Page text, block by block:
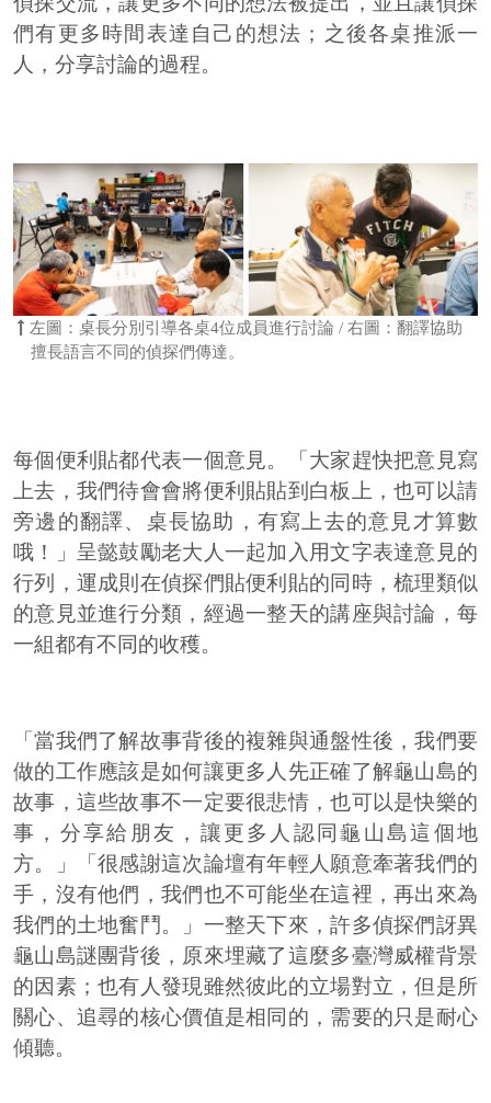
們有更多時間表達自己的想法；之後各桌推派一
人，分享討論的過程。
左圖：桌長分別引導各桌4位成員進行討論 / 右圖：翻譯協助
擅長語言不同的偵探們傳達。
每個便利貼都代表一個意見。「大家趕快把意見寫
上去，我們待會會將便利貼貼到白板上，也可以請
旁邊的翻譯、桌長協助，有寫上去的意見才算數
哦！」呈懿鼓勵老大人一起加入用文字表達意見的
行列，運成則在偵探們貼便利貼的同時，梳理類似
的意見並進行分類，經過一整天的講座與討論，每
一組都有不同的收穫。
「當我們了解故事背後的複雜與通盤性後，我們要
做的工作應該是如何讓更多人先正確了解龜山島的
故事，這些故事不一定要很悲情，也可以是快樂的
事，分享給朋友，讓更多人認同龜山島這個地
方。」「很感謝這次論壇有年輕人願意牽著我們的
手，沒有他們，我們也不可能坐在這裡，再出來為
我們的土地奮鬥。」一整天下來，許多偵探們訝異
龜山島謎團背後，原來埋藏了這麼多臺灣威權背景
的因素；也有人發現雖然彼此的立場對立，但是所
關心、追尋的核心價值是相同的，需要的只是耐心
傾聽。